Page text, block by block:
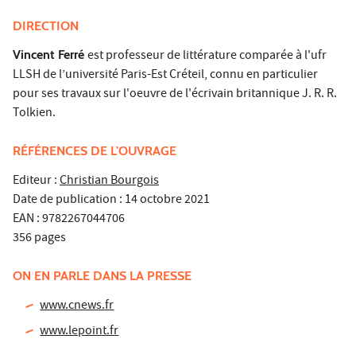
DIRECTION
Vincent Ferré est professeur de littérature comparée à l'ufr
LLSH de l’université Paris-Est Créteil, connu en particulier
pour ses travaux sur l'oeuvre de l'écrivain britannique J. R. R.
Tolkien.
RÉFÉRENCES DE L'OUVRAGE
Editeur :Christian Bourgois
Date de publication : 14 octobre 2021
EAN : 9782267044706
356 pages
ON EN PARLE DANS LA PRESSE
www.cnews.fr
www.lepoint.fr